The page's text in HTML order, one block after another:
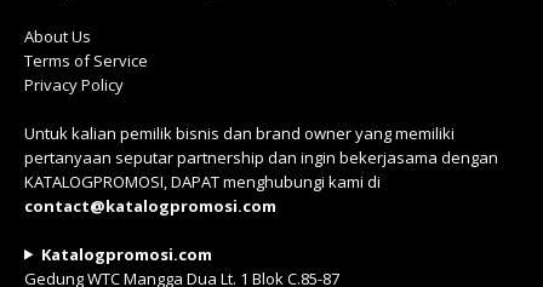
About Us
Terms of Service
Privacy Policy
Untuk kalian pemilik bisnis dan brand owner yang memiliki
pertanyaan seputar partnership dan ingin bekerjasama dengan
KATALOGPROMOSI, DAPAT menghubungi kami di
contact@katalogpromosi.com
Katalogpromosi.com
Gedung WTC Mangga Dua Lt. 1 Blok C.85-87